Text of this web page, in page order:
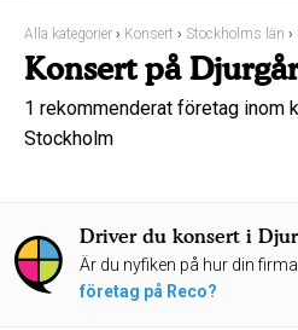
Alla kategorier › Konsert › Stockholms län ›
Konsert på
1 rekommenderat företag inom
Stockholm
Driver du konsert i
Är du nyfiken på hur din
företag på Reco?